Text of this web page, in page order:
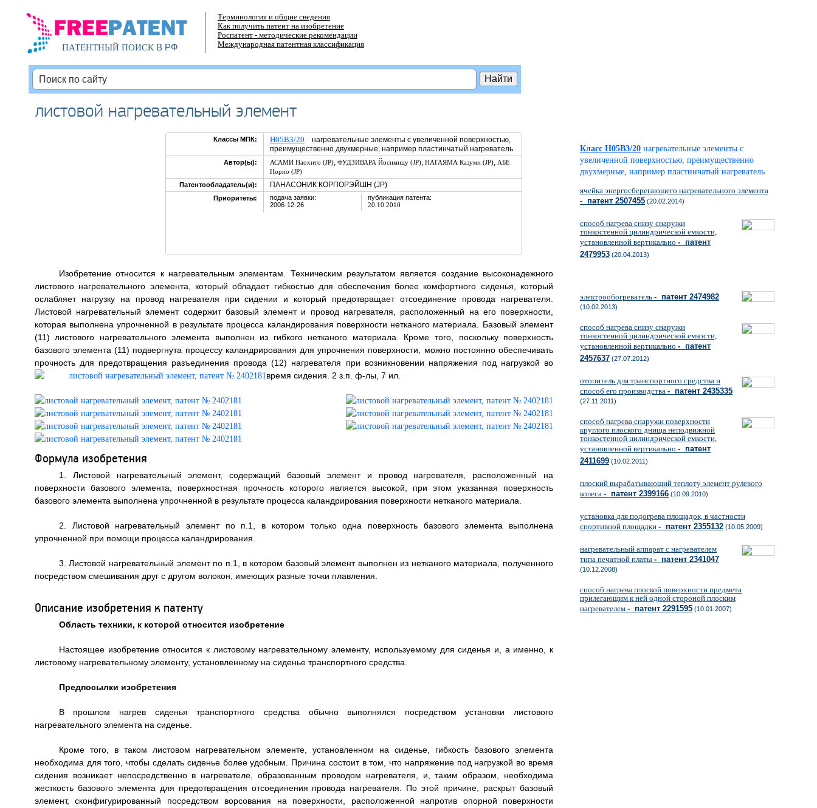
ПАТЕНТНЫЙ ПОИСКВ РФ
Терминология и общие сведения
Как получить патент на изобретение
Роспатент - методические рекомендации
Международная патентная классификация
листовой нагревательный элемент
Классы МПК: H05B3/20 нагревательные элементы с увеличенной поверхностью,
преимущественно двухмерные, например пластинчатый нагреватель
Автор(ы): АСАМИ Наохито (JP), ФУДЗИВАРА Йосимицу (JP), НАГАЯМА Казуми (JP), АБЕ
Норио (JP)
Патентообладатель(и):
ПАНАСОНИК КОРПОРЭЙШН (JP)
Приоритеты:
подача заявки:
2006-12-26
публикация патента:
20.10.2010
Изобретение относится к нагревательным элементам. Техническим результатом является создание высоконадежного
листового нагревательного элемента, который обладает гибкостью для обеспечения более комфортного сиденья, который
ослабляет нагрузку на провод нагревателя при сидении и который предотвращает отсоединение провода нагревателя.
Листовой нагревательный элемент содержит базовый элемент и провод нагревателя, расположенный на его поверхности,
которая выполнена упрочненной в результате процесса каландирования поверхности нетканого материала. Базовый элемент
(11) листового нагревательного элемента выполнен из гибкого нетканого материала. Кроме того, поскольку поверхность
базового элемента (11) подвергнута процессу каландрирования для упрочнения поверхности, можно постоянно обеспечивать
прочность для предотвращения разъединения провода (12) нагревателя при возникновении напряжения под нагрузкой во
время сидения. 2 з.п. ф-лы, 7 ил.
Формула изобретения
1. Листовой нагревательный элемент, содержащий базовый элемент и провод нагревателя, расположенный на
поверхности базового элемента, поверхностная прочность которого является высокой, при этом указанная поверхность
базового элемента выполнена упрочненной в результате процесса каландрирования поверхности нетканого материала.
2. Листовой нагревательный элемент по п.1, в котором только одна поверхность базового элемента выполнена
упрочненной при помощи процесса каландрирования.
3. Листовой нагревательный элемент по п.1, в котором базовый элемент выполнен из нетканого материала, полученного
посредством смешивания друг с другом волокон, имеющих разные точки плавления.
Описание изобретения к патенту
Область техники, к которой относится изобретение
Настоящее изобретение относится к листовому нагревательному элементу, используемому для сиденья и, а именно, к
листовому нагревательному элементу, установленному на сиденье транспортного средства.
Предпосылки изобретения
В прошлом нагрев сиденья транспортного средства обычно выполнялся посредством установки листового
нагревательного элемента на сиденье.
Кроме того, в таком листовом нагревательном элементе, установленном на сиденье, гибкость базового элемента
необходима для того, чтобы сделать сиденье более удобным. Причина состоит в том, что напряжение под нагрузкой во время
сидения возникает непосредственно в нагревателе, образованным проводом нагревателя, и, таким образом, необходима
жесткость базового элемента для предотвращения отсоединения провода нагревателя. По этой причине, раскрыт базовый
элемент, сконфигурированный посредством ворсования на поверхности, расположенной напротив опорной поверхности
Класс H05B3/20 нагревательные элементы с
увеличенной поверхностью, преимущественно
двухмерные, например пластинчатый нагреватель
ячейка энергосберегающего нагревательного элемента
- патент 2507455 (20.02.2014)
способ нагрева снизу снаружи
тонкостенной цилиндрической емкости,
установленной вертикально - патент
2479953 (20.04.2013)
электрообогреватель - патент 2474982
(10.02.2013)
способ нагрева снизу снаружи
тонкостенной цилиндрической емкости,
установленной вертикально - патент
2457637 (27.07.2012)
отопитель для транспортного средства и
способ его производства - патент 2435335
(27.11.2011)
способ нагрева снаружи поверхности
круглого плоского днища неподвижной
тонкостенной цилиндрической емкости,
установленной вертикально - патент
2411699 (10.02.2011)
плоский вырабатывающий теплоту элемент рулевого
колеса - патент 2399166 (10.09.2010)
установка для подогрева площадок, в частности
спортивной площадки - патент 2355132 (10.05.2009)
нагревательный аппарат с нагревателем
типа печатной платы - патент 2341047
(10.12.2008)
способ нагрева плоской поверхности предмета
прилегающим к ней одной стороной плоским
нагревателем - патент 2291595 (10.01.2007)